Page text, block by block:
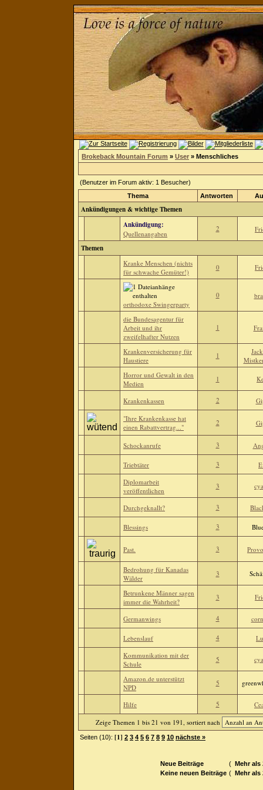
Brokeback Mountain Forum » User » Menschliches
(Benutzer im Forum aktiv: 1 Besucher)
Thema
Antworten
Ankündigungen & wichtige Themen
Ankündigung:
Quellenangaben
2
Themen
Kranke Menschen (nichts
für schwache Gemüter!)
0
orthodoxe Swingerparty
0
die Bundesagentur für
Arbeit und ihr
zweifelhafter Nutzen
1
Krankenversicherung für
Haustiere
1
Horror und Gewalt in den
Medien
1
Krankenkassen 2
"Ihre Krankenkasse hat
einen Rabattvertrag..."
2
Schockanrufe 3
Triebtäter 3
Diplomarbeit
veröffentlichen
3
Durchgeknallt? 3
Blessings 3
Past. 3
Bedrohung für Kanadas
Wälder
3
Betrunkene Männer sagen
immer die Wahrheit?
3
Germanwings 4
Lebenslauf 4
Kommunikation mit der
Schule
5
Amazon.de unterstützt
NPD
5
Hilfe 5
Zeige Themen 1 bis 21 von 191, sortiert nach
Seiten (10): [1] 2 3 4 5 6 7 8 9 10 nächste »
Neue Beiträge ( Mehr als
Keine neuen Beiträge ( Mehr als